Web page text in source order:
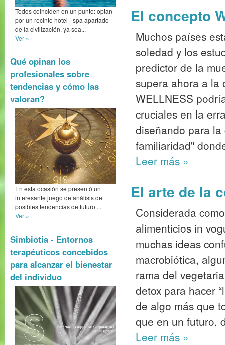
Todos coinciden en un punto: optan
por un recinto hotel - spa apartado
de la civilización, ya sea...
Ver »
Qué opinan los
profesionales sobre
tendencias y cómo las
valoran?
En esta ocasión se presentó un
interesante juego de análisis de
posibles tendencias de futuro....
Ver »
Simbiotia - Entornos
terapéuticos concebidos
para alcanzar el bienestar
del individuo
El concepto
Muchos países
soledad y los
predictor de la
supera ahora a la
WELLNESS
cruciales en la
diseñando para la
familiaridad"
Leer más »
El arte de la
Considerada
alimenticios in
muchas ideas
macrobiótica,
rama del
detox para hacer
de algo más que
que en un futuro,
Leer más »